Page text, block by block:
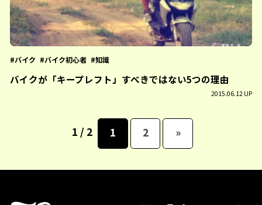
バイク バイク初心者 知識
バイクが「キープレフト」すべきではない5つの理由
2015.06.12 UP
1 / 2 1 2 »